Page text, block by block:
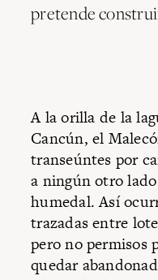
pretende
A la orilla de la
Cancún, el
transeúntes por
a ningún otro
humedal. Así
trazadas entre
pero no permisos
quedar